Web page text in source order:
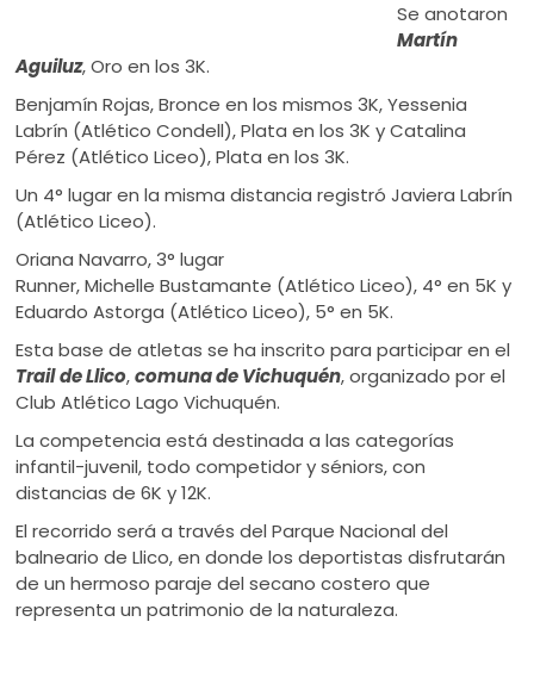
Se anotaron
Martín
Aguiluz, Oro en los 3K.
Benjamín Rojas, Bronce en los mismos 3K, Yessenia
Labrín (Atlético Condell), Plata en los 3K y Catalina
Pérez (Atlético Liceo), Plata en los 3K.
Un 4° lugar en la misma distancia registró Javiera Labrín
(Atlético Liceo).
Oriana Navarro, 3° lugar
Runner, Michelle Bustamante (Atlético Liceo), 4° en 5K y
Eduardo Astorga (Atlético Liceo), 5° en 5K.
Esta base de atletas se ha inscrito para participar en el
Trailde Llico,comuna de Vichuquén, organizado por el
Club Atlético Lago Vichuquén.
La competencia está destinada a las categorías
infantil-juvenil, todo competidor y séniors, con
distancias de 6K y 12K.
El recorrido será a través del Parque Nacional del
balneario de Llico, en donde los deportistas disfrutarán
de un hermoso paraje del secano costero que
representa un patrimonio de la naturaleza.